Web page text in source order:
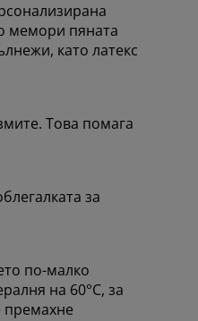
мемори пяната
като латекс
Това помага
за
по-малко
на 60°C, за
премахне